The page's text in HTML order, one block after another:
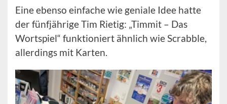
Eine ebenso einfache wie geniale Idee hatte
der fünfjährige Tim Rietig: „Timmit – Das
Wortspiel“ funktioniert ähnlich wie Scrabble,
allerdings mit Karten.